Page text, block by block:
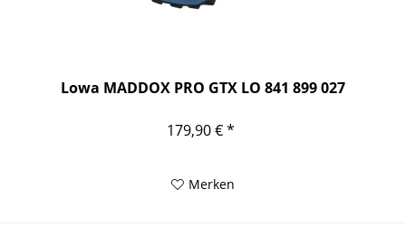
Lowa MADDOX PRO GTX LO 841 899 027
179,90 € *
Merken